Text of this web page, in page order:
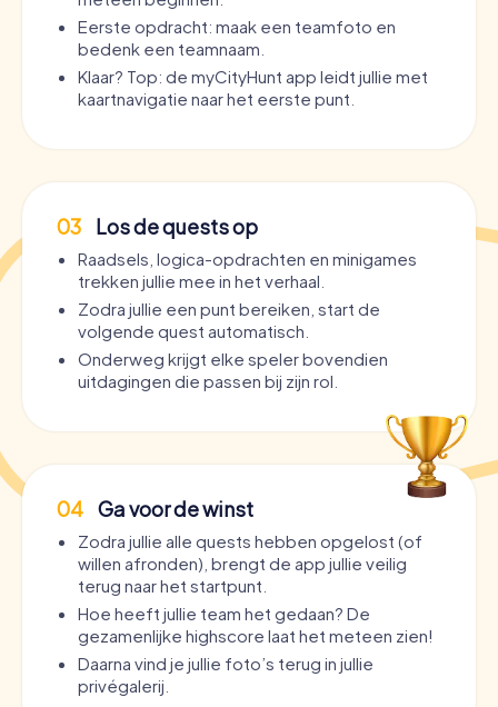
Eerste opdracht: maak een teamfoto en
bedenk een teamnaam.
Klaar? Top: de myCityHunt app leidt jullie met
kaartnavigatie naar het eerste punt.
03 Los de quests op
Raadsels, logica-opdrachten en minigames
trekken jullie mee in het verhaal.
Zodra jullie een punt bereiken, start de
volgende quest automatisch.
Onderweg krijgt elke speler bovendien
uitdagingen die passen bij zijn rol.
04 Ga voor de winst
Zodra jullie alle quests hebben opgelost (of
willen afronden), brengt de app jullie veilig
terug naar het startpunt.
Hoe heeft jullie team het gedaan? De
gezamenlijke highscore laat het meteen zien!
Daarna vind je jullie foto’s terug in jullie
privégalerij.